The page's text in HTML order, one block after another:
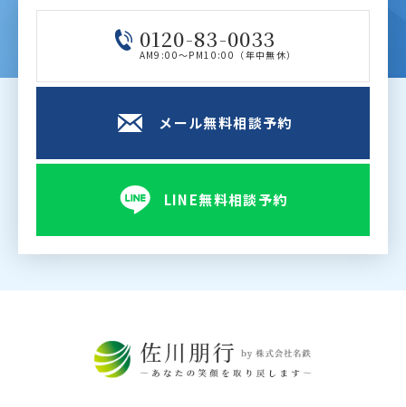
0120-83-0033
AM9:00～PM10:00（年中無休）
メール無料相談予約
LINE無料相談予約